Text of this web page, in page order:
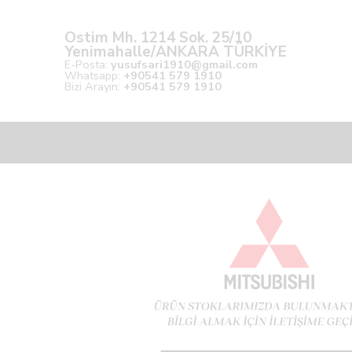
Ostim Mh. 1214 Sok. 25/10
Yenimahalle/ANKARA TÜRKİYE
E-Posta: yusufsari1910@gmail.com
Whatsapp: +90541 579 1910
Bizi Arayın: +90541 579 1910